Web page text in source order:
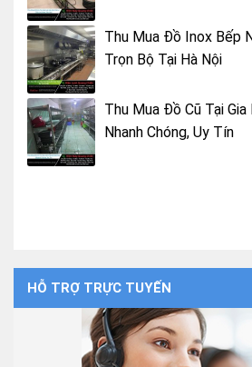
Thu Mua Đồ Inox Bếp
Trọn Bộ Tại Hà Nội
Thu Mua Đồ Cũ Tại Gia
Nhanh Chóng, Uy Tín
HỖ TRỢ TRỰC TUYẾN